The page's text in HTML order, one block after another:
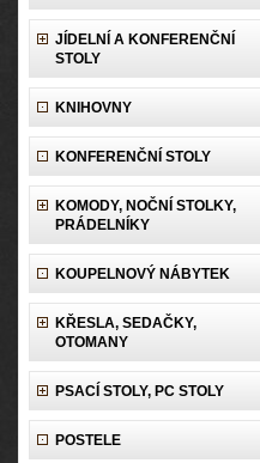
JÍDELNÍ A KONFERENČNÍ
STOLY
KNIHOVNY
KONFERENČNÍ STOLY
KOMODY, NOČNÍ STOLKY,
PRÁDELNÍKY
KOUPELNOVÝ NÁBYTEK
KŘESLA, SEDAČKY,
OTOMANY
PSACÍ STOLY, PC STOLY
POSTELE